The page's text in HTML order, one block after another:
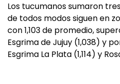
Los tucumanos sumaron
de todos modos siguen en
con 1,103 de promedio,
Esgrima de Jujuy (1,038) y
Esgrima La Plata (1,114) y